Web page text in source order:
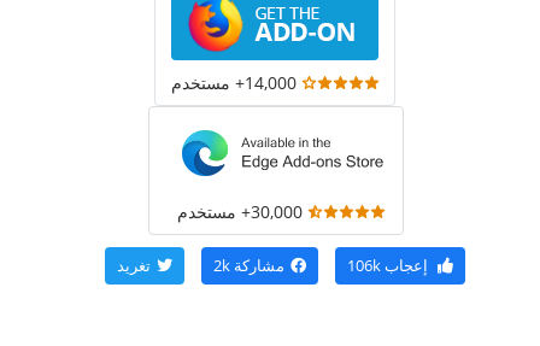
14,000+ مستخدم
30,000+ مستخدم
إعجاب106k مشاركة 2k تغريد